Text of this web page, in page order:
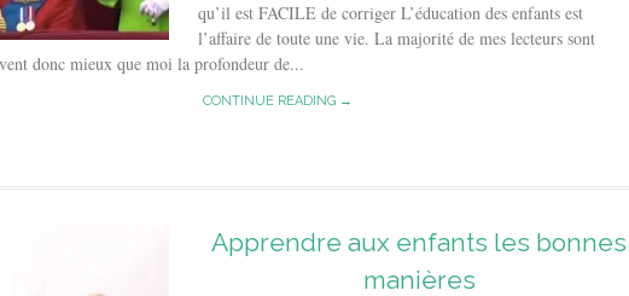
qu’il est FACILE de corriger L’éducation des enfants est
l’affaire de toute une vie. La majorité de mes lecteurs sont
donc mieux que moi la profondeur de...
CONTINUE READING →
Apprendre aux enfants les bonnes
manières